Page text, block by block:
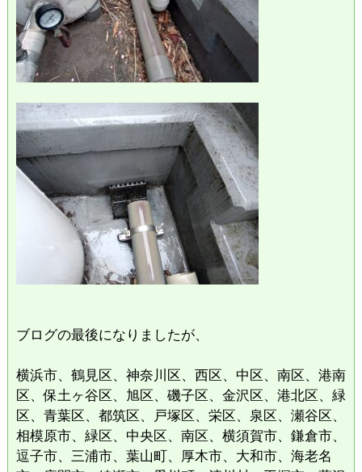
ブログの最後になりましたが、
横浜市、鶴見区、神奈川区、西区、中区、南区、港南
区、保土ヶ谷区、旭区、磯子区、金沢区、港北区、緑
区、青葉区、都筑区、戸塚区、栄区、泉区、瀬谷区、
相模原市、緑区、中央区、南区、横須賀市、鎌倉市、
逗子市、三浦市、葉山町、厚木市、大和市、海老名